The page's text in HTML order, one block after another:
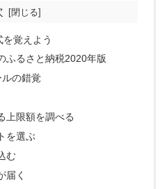
覚えよう
ふるさと納税2020年版
の錯覚
上限額を調べる
を選ぶ
む
届く